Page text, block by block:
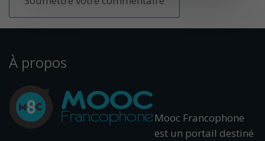
À propos
Mooc Francophone
est un portail destiné